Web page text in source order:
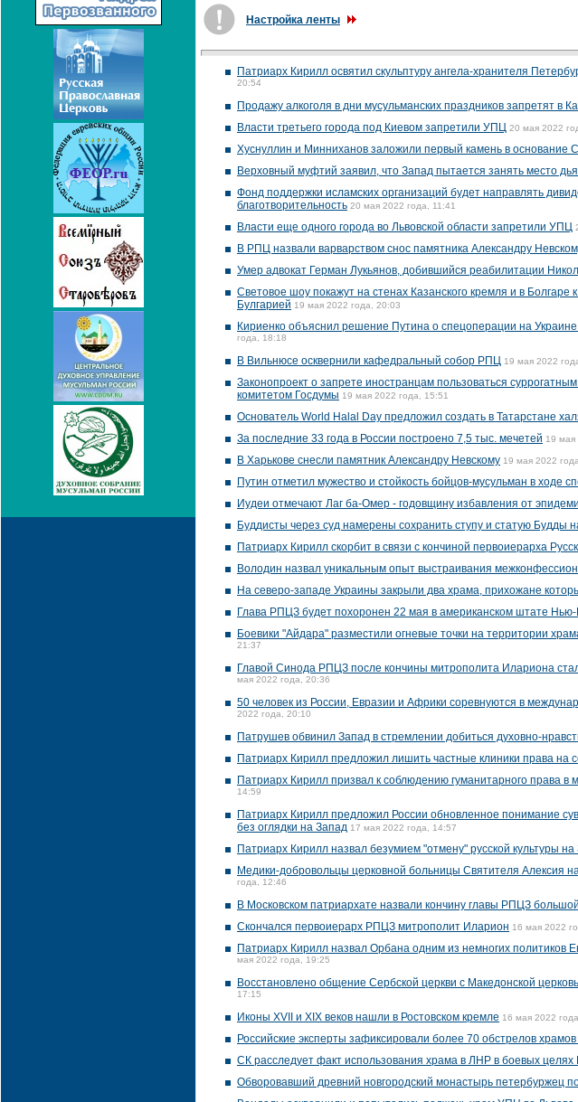
Настройка ленты
Патриарх Кирилл освятил скульптуру ангела-хранителя
20:54
Продажу алкоголя в дни мусульманских праздников запретят в
Власти третьего города под Киевом запретили УПЦ 20 мая 2022
Хуснуллин и Минниханов заложили первый камень в основание
Верховный муфтий заявил, что Запад пытается занять место
Фонд поддержки исламских организаций будет направлять
благотворительность 20 мая 2022 года, 11:41
Власти еще одного города во Львовской области запретили УПЦ
В РПЦ назвали варварством снос памятника Александру
Умер адвокат Герман Лукьянов, добившийся реабилитации
Световое шоу покажут на стенах Казанского кремля и в
Булгарией 19 мая 2022 года, 20:03
Кириенко объяснил решение Путина о спецоперации на
года, 18:18
В Вильнюсе осквернили кафедральный собор РПЦ 19 мая 2022
Законопроект о запрете иностранцам пользоваться
комитетом Госдумы 19 мая 2022 года, 15:51
Основатель World Halal Day предложил создать в Татарстане
За последние 33 года в России построено 7,5 тыс. мечетей 19 мая
В Харькове снесли памятник Александру Невскому 19 мая 2022
Путин отметил мужество и стойкость бойцов-мусульман в ходе
Иудеи отмечают Лаг ба-Омер - годовщину избавления от
Буддисты через суд намерены сохранить ступу и статую Будды
Патриарх Кирилл скорбит в связи с кончиной первоиерарха
Володин назвал уникальным опыт выстраивания
На северо-западе Украины закрыли два храма, прихожане
Глава РПЦЗ будет похоронен 22 мая в американском штате
Боевики "Айдара" разместили огневые точки на территории
21:37
Главой Синода РПЦЗ после кончины митрополита Илариона
мая 2022 года, 20:36
50 человек из России, Евразии и Африки соревнуются в
2022 года, 20:10
Патрушев обвинил Запад в стремлении добиться духовно-
Патриарх Кирилл предложил лишить частные клиники права на
Патриарх Кирилл призвал к соблюдению гуманитарного права в
14:59
Патриарх Кирилл предложил России обновленное понимание
без оглядки на Запад 17 мая 2022 года, 14:57
Патриарх Кирилл назвал безумием "отмену" русской культуры на
Медики-добровольцы церковной больницы Cвятителя Алексия
года, 12:46
В Московском патриархате назвали кончину главы РПЦЗ
Скончался первоиерарх РПЦЗ митрополит Иларион 16 мая 2022
Патриарх Кирилл назвал Орбана одним из немногих политиков
мая 2022 года, 19:25
Восстановлено общение Сербской церкви с Македонской
17:15
Иконы XVII и XIX веков нашли в Ростовском кремле 16 мая 2022
Российские эксперты зафиксировали более 70 обстрелов
СК расследует факт использования храма в ЛНР в боевых
Обворовавший древний новгородский монастырь петербуржец